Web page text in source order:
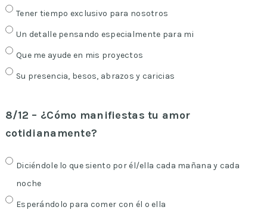
Tener tiempo exclusivo para nosotros
Un detalle pensando especialmente para mi
Que me ayude en mis proyectos
Su presencia, besos, abrazos y caricias
8/12 – ¿Cómo manifiestas tu amor
cotidianamente?
Diciéndole lo que siento por él/ella cada mañana y cada
noche
Esperándolo para comer con él o ella